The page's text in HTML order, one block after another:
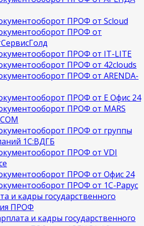
ПРОФ от Scloud
ПРОФ от
ПРОФ от IT-LITE
ПРОФ от 42clouds
ПРОФ от ARENDA-
ПРОФ от Е Офис 24
ПРОФ от MARS
ПРОФ от группы
1С:ВДГБ
ПРОФ от VDI
ПРОФ от Офис 24
ПРОФ от 1С-Рарус
и кадры государственного
ПРОФ
и кадры государственного